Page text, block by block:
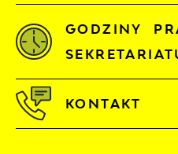
GODZINY
KONTAKT